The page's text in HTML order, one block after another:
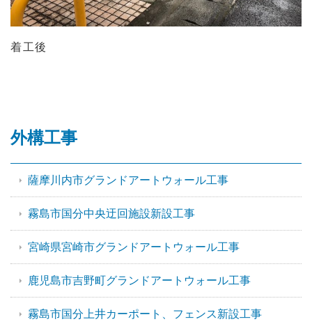
着工後
外構工事
薩摩川内市グランドアートウォール工事
霧島市国分中央迂回施設新設工事
宮崎県宮崎市グランドアートウォール工事
鹿児島市吉野町グランドアートウォール工事
霧島市国分上井カーポート、フェンス新設工事